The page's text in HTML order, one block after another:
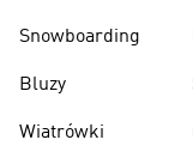
Snowboarding
Bluzy
Wiatrówki